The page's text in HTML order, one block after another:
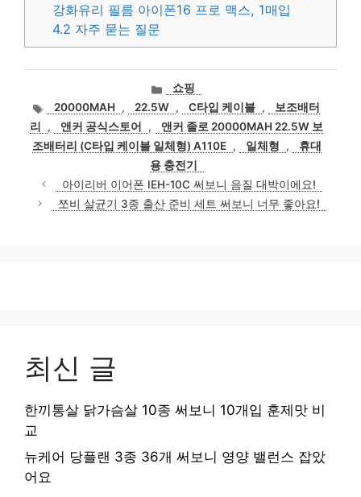
강화유리 필름 아이폰16 프로 맥스, 1매입
4.2 자주 묻는 질문
카
테
고
리
쇼핑
태20000MAH , 22.5W , C타입 케이블 ,
보조배터
리
, 앤커 공식스토어 ,
앤커 졸로 20000MAH 22.5W 보
조배터리 (C타입 케이블 일체형) A110E , 일체형 ,
휴대
용 충전기
아이리버 이어폰 IEH-10C 써보니 음질 대박이에요!
쪼비 살균기 3종 출산 준비 세트 써보니 너무 좋아요!
최신 글
한끼통살 닭가슴살 10종 써보니 10개입 훈제맛 비
교
뉴케어 당플랜 3종 36개 써보니 영양 밸런스 잡았
어요